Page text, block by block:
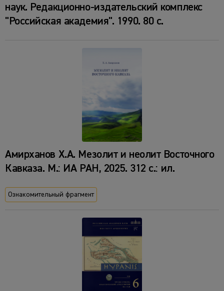
наук. Редакционно-издательский комплекс
"Российская академия". 1990. 80 с.
Амирханов Х.А. Мезолит и неолит Восточного
Кавказа. М.: ИА РАН, 2025. 312 с.: ил.
Ознакомительный фрагмент